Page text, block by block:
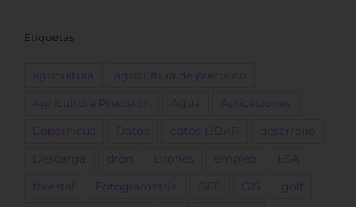
Etiquetas
agricultura agricultura de precisión
Agricultura Precisión Agua Aplicaciones
Copernicus Datos datos LiDAR desarrollo
Descarga dron Drones empleo ESA
forestal Fotogrametría GEE GIS golf